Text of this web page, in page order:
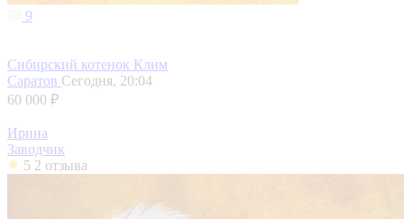
9
Сибирский котенок Клим
Саратов Сегодня, 20:04
60 000 ₽
Ирина
Заводчик
5 2 отзыва